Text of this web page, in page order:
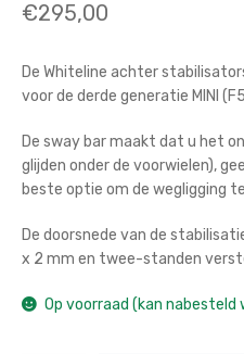
€295,00
De Whiteline achter
voor de derde generatie MINI
De sway bar maakt dat u het
glijden onder de voorwielen),
beste optie om de wegligging
De doorsnede van de
x 2 mm en twee-standen
Op voorraad (kan nabesteld